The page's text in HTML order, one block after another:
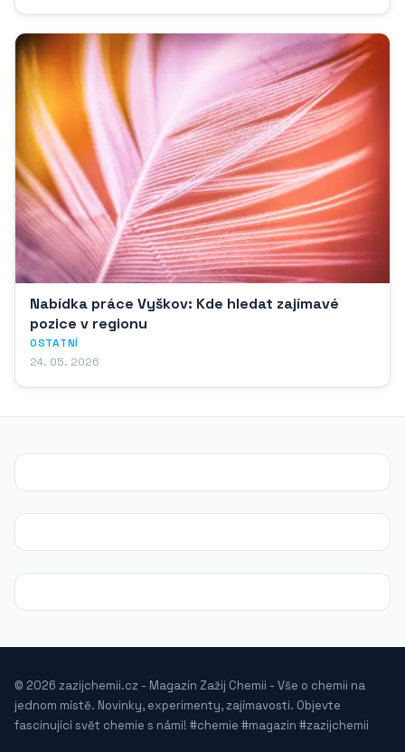
Nabídka práce Vyškov: Kde hledat zajímavé
pozice v regionu
OSTATNÍ
24. 05. 2026
© 2026 zazijchemii.cz - Magazín Zažij Chemii - Vše o chemii na
jednom místě. Novinky, experimenty, zajímavosti. Objevte
fascinující svět chemie s námi! #chemie #magazin #zazijchemii